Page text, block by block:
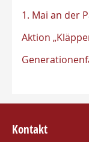
1. Mai an der
Aktion
Kontakt